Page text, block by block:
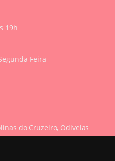
19h
Feira
do Cruzeiro, Odivelas
rede fixa nacional)
rede móvel nacional)